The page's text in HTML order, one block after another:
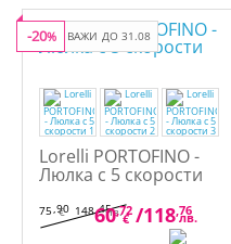
ВАЖИ ДО 31.08
-20%
Lorelli PORTOFINO -
Люлка с 5 скорости
75,90
€ 148,45лв.
60,72
€ /118,76
лв.